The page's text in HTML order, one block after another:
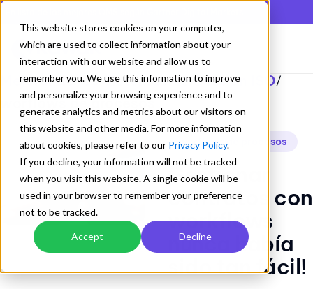
This website stores cookies on your computer,
which are used to collect information about your
interaction with our website and allow us to
remember you. We use this information to improve
and personalize your browsing experience and to
generate analytics and metrics about our visitors on
this website and other media. For more information
about cookies, please refer to our Privacy Policy.
If you decline, your information will not be tracked
when you visit this website. A single cookie will be
used in your browser to remember your preference
not to be tracked.
Accept Decline
Mejorando los Sistemas de Gestion ISO/
worflows de procesos
worflows de procesos
Gestionar
contratos con
workflows
nunca había
sido tan fácil!